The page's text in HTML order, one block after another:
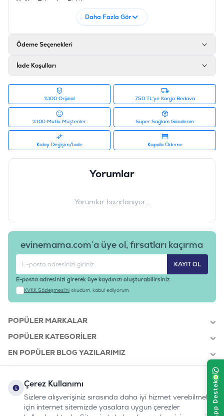
Yağlar, Tohumlar, Bitkiler
Nem %20, Enerji 293 Kcal/100G, Kalsiyum % 0.80, Omega 3 Yağ
Asitleri 635 Mg/kg
Katkı Maddeleri
A Vitamini 5290ıu, E Vitamini 52.9mg, Demir Sülfat Monohidrat
15.9mg
Ürün Filtreleri
Tedarikçi Ürün Kodu
PDG04
Daha Fazla Gör
Ödeme Seçenekleri
İade Koşulları
%100 Orijinal 750 TL'ye Kargo Bedava
%100 Mutlu Müşteriler Süper Sağlam Gönderim
Kolay Değişim/İade Kapıda Ödeme
Yorumlar
Yorumlar hazırlanıyor...
evinemama.com’a üye ol, fırsatları kaçırma
KAYIT OL
E-posta adresinizi girerek üye kaydınızı oluşturabilirsiniz.
KVKK Sözleşmesi'ni okudum, kabul ediyorum.
POPÜLER MARKALAR
POPÜLER KATEGORILER
EN POPÜLER BLOG YAZILARIMIZ
KURUMSAL
Çerez Kullanımı
Sizlere alışverişiniz sırasında daha iyi hizmet verebilmek
için internet sitemizde yasalara uygun çerezler